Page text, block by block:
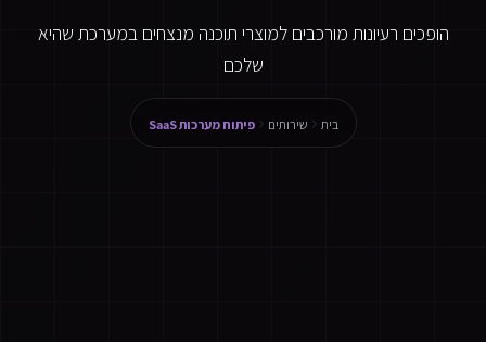
הופכים רעיונות מורכבים למוצרי תוכנה מנצחים במערכת שהיא
שלכם
בית שירותים פיתוח מערכות SaaS